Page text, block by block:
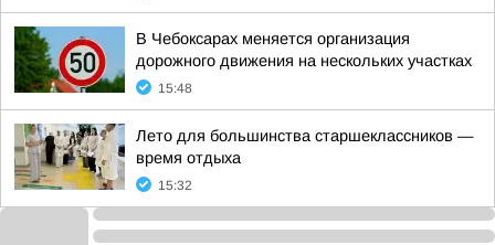
В Чебоксарах меняется организация
дорожного движения на нескольких участках
15:48
Лето для большинства старшеклассников —
время отдыха
15:32